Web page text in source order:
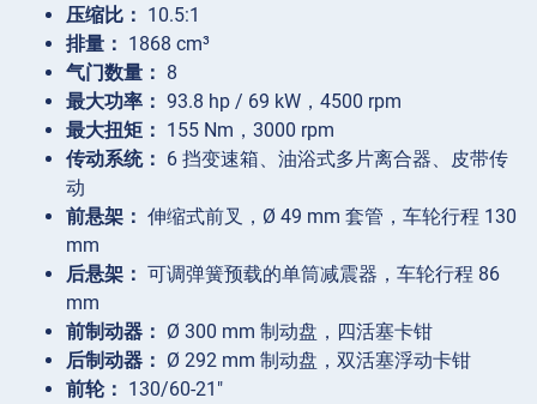
压缩比： 10.5:1
排量： 1868 cm³
气门数量： 8
最大功率： 93.8 hp / 69 kW，4500 rpm
最大扭矩： 155 Nm，3000 rpm
传动系统： 6 挡变速箱、油浴式多片离合器、皮带传
动
前悬架： 伸缩式前叉，Ø 49 mm 套管，车轮行程 130
mm
后悬架： 可调弹簧预载的单筒减震器，车轮行程 86
mm
前制动器： Ø 300 mm 制动盘，四活塞卡钳
后制动器： Ø 292 mm 制动盘，双活塞浮动卡钳
前轮： 130/60-21″